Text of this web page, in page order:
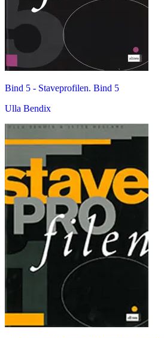
Bind 5 - Staveprofilen. Bind 5
Ulla Bendix